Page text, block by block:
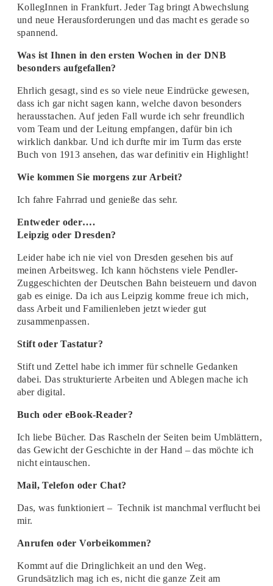
KollegInnen in Frankfurt. Jeder Tag bringt Abwechslung
und neue Herausforderungen und das macht es gerade so
spannend.
Was ist Ihnen in den ersten Wochen in der DNB
besonders aufgefallen?
Ehrlich gesagt, sind es so viele neue Eindrücke gewesen,
dass ich gar nicht sagen kann, welche davon besonders
herausstachen. Auf jeden Fall wurde ich sehr freundlich
vom Team und der Leitung empfangen, dafür bin ich
wirklich dankbar. Und ich durfte mir im Turm das erste
Buch von 1913 ansehen, das war definitiv ein Highlight!
Wie kommen Sie morgens zur Arbeit?
Ich fahre Fahrrad und genieße das sehr.
Entweder oder….
Leipzig oder Dresden?
Leider habe ich nie viel von Dresden gesehen bis auf
meinen Arbeitsweg. Ich kann höchstens viele Pendler-
Zuggeschichten der Deutschen Bahn beisteuern und davon
gab es einige. Da ich aus Leipzig komme freue ich mich,
dass Arbeit und Familienleben jetzt wieder gut
zusammenpassen.
Stift oder Tastatur?
Stift und Zettel habe ich immer für schnelle Gedanken
dabei. Das strukturierte Arbeiten und Ablegen mache ich
aber digital.
Buch oder eBook-Reader?
Ich liebe Bücher. Das Rascheln der Seiten beim Umblättern,
das Gewicht der Geschichte in der Hand – das möchte ich
nicht eintauschen.
Mail, Telefon oder Chat?
Das, was funktioniert – Technik ist manchmal verflucht bei
mir.
Anrufen oder Vorbeikommen?
Kommt auf die Dringlichkeit an und den Weg.
Grundsätzlich mag ich es, nicht die ganze Zeit am